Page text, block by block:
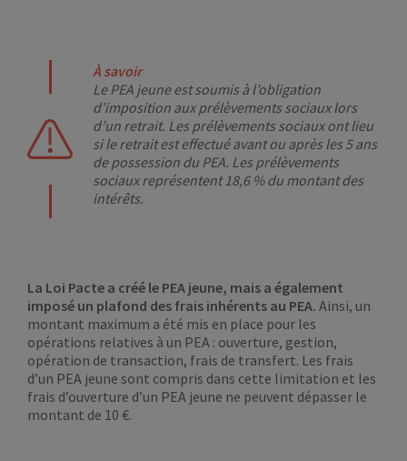
À savoir
Le PEA jeune est soumis à l’obligation
d’imposition aux prélèvements sociaux lors
d’un retrait. Les prélèvements sociaux ont lieu
si le retrait est effectué avant ou après les 5 ans
de possession du PEA. Les prélèvements
sociaux représentent 18,6 % du montant des
intérêts.
La Loi Pacte a créé le PEA jeune, mais a également
imposé un plafond des frais inhérents au PEA. Ainsi, un
montant maximum a été mis en place pour les
opérations relatives à un PEA : ouverture, gestion,
opération de transaction, frais de transfert. Les frais
d’un PEA jeune sont compris dans cette limitation et les
frais d’ouverture d’un PEA jeune ne peuvent dépasser le
montant de 10 €.